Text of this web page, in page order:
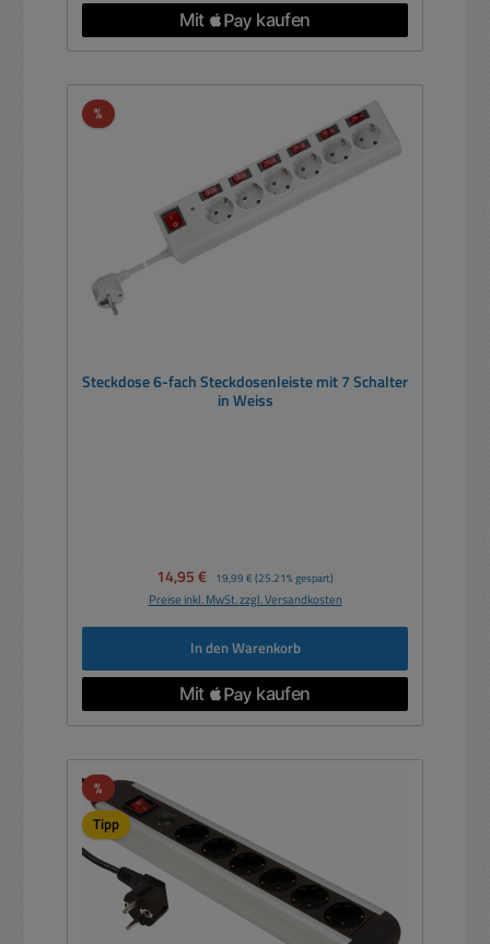
%Rabatt
Steckdose 6-fach Steckdosenleiste mit 7 Schalter
in Weiss
Verkaufspreis:
14,95 € Regulärer Preis:
19,99 € (25.21% gespart)
Preise inkl. MwSt. zzgl. Versandkosten
In den Warenkorb
%Rabatt
Tipp